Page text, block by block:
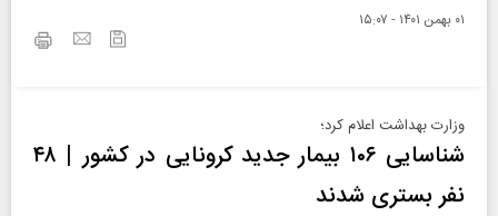
۰۱ بهمن ۱۴۰۱ - ۱۵:۰۷
وزارت بهداشت اعلام کرد؛
شناسایی ۱۰۶ بیمار جدید کرونایی در کشور | ۴۸
نفر بستری شدند